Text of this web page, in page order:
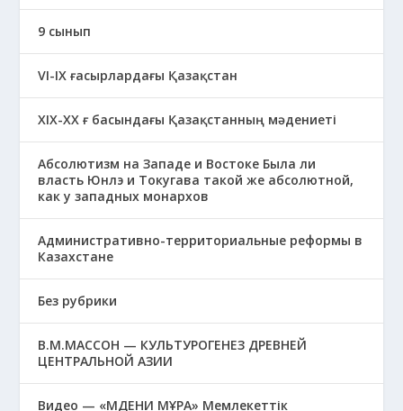
9 сынып
VI-IX ғасырлардағы Қазақстан
XIХ-XX ғ басындағы Қазақстанның мәдениеті
Абсолютизм на Западе и Востоке Была ли
власть Юнлэ и Токугава такой же абсолютной,
как у западных монархов
Административно-территориальные реформы в
Казахстане
Без рубрики
В.М.МАССОН — КУЛЬТУРОГЕНЕЗ ДРЕВНЕЙ
ЦЕНТРАЛЬНОЙ АЗИИ
Видео — «МӘДЕНИ МҰРА» Мемлекеттік